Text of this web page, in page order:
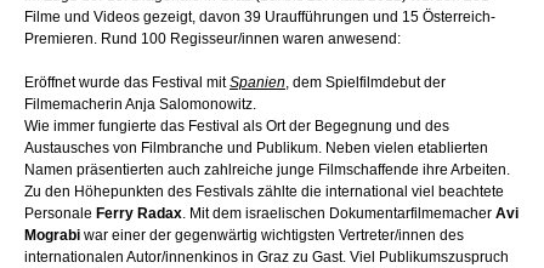
Filme und Videos gezeigt, davon 39 Uraufführungen und 15 Österreich-
Premieren. Rund 100 Regisseur/innen waren anwesend:
Eröffnet wurde das Festival mitSpanien, dem Spielfilmdebut der
Filmemacherin Anja Salomonowitz.
Wie immer fungierte das Festival als Ort der Begegnung und des
Austausches von Filmbranche und Publikum. Neben vielen etablierten
Namen präsentierten auch zahlreiche junge Filmschaffende ihre Arbeiten.
Zu den Höhepunkten des Festivals zählte die international viel beachtete
Personale Ferry Radax. Mit dem israelischen Dokumentarfilmemacher Avi
Mograbi war einer der gegenwärtig wichtigsten Vertreter/innen des
internationalen Autor/innenkinos in Graz zu Gast. Viel Publikumszuspruch